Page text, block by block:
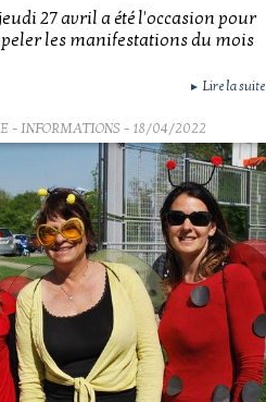
27 avril a été l'occasion pour
les manifestations du mois
► Lire la suite
- INFORMATIONS - 18/04/2022